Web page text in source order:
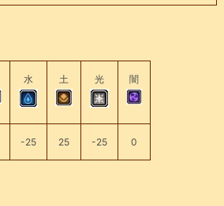
水 土 光 闇
-25 25 -25 0